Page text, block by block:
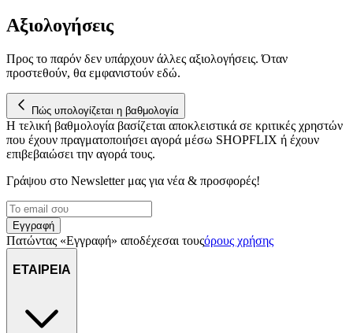
Αξιολογήσεις
Προς το παρόν δεν υπάρχουν άλλες αξιολογήσεις. Όταν
προστεθούν, θα εμφανιστούν εδώ.
Πώς υπολογίζεται η βαθμολογία
Η τελική βαθμολογία βασίζεται αποκλειστικά σε κριτικές χρηστών
που έχουν πραγματοποιήσει αγορά μέσω SHOPFLIX ή έχουν
επιβεβαιώσει την αγορά τους.
Γράψου στο Νewsletter μας για νέα & προσφορές!
Εγγραφή
Πατώντας «Εγγραφή» αποδέχεσαι τουςόρους χρήσης
ΕΤΑΙΡΕΙΑ